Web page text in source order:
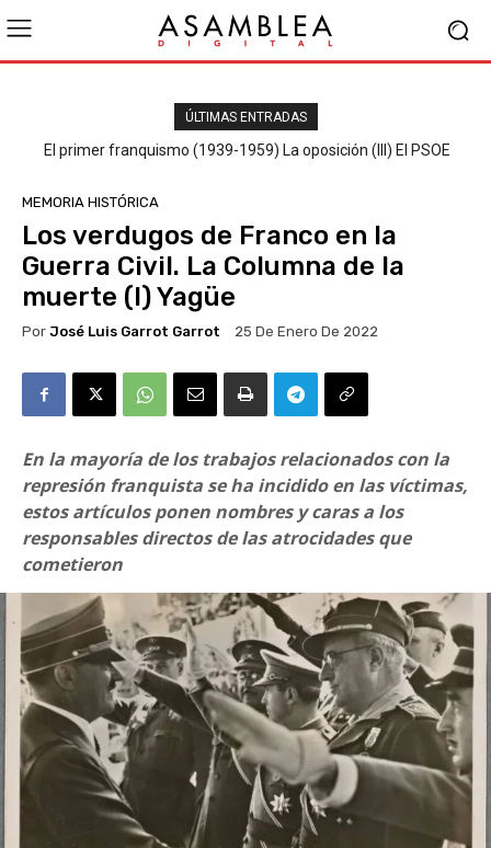
ÚLTIMAS ENTRADAS
El primer franquismo (1939-1959) La oposición (III) El PSOE
MEMORIA HISTÓRICA
Los verdugos de Franco en la
Guerra Civil. La Columna de la
muerte (I) Yagüe
Por José Luis Garrot Garrot 25 De Enero De 2022
En la mayoría de los trabajos relacionados con la
represión franquista se ha incidido en las víctimas,
estos artículos ponen nombres y caras a los
responsables directos de las atrocidades que
cometieron